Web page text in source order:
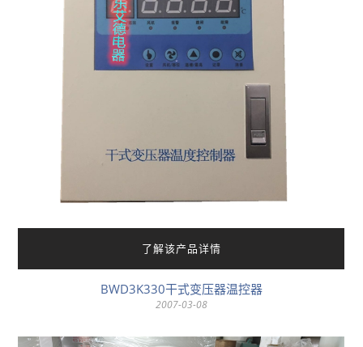
了解该产品详情
BWD3K330干式变压器温控器
2007-03-08